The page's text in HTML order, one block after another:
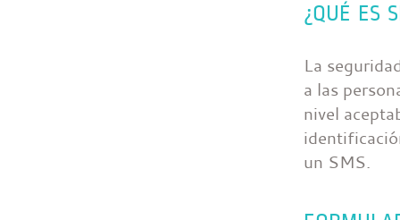
¿QUÉ ES
La
a las
nivel
un SMS.